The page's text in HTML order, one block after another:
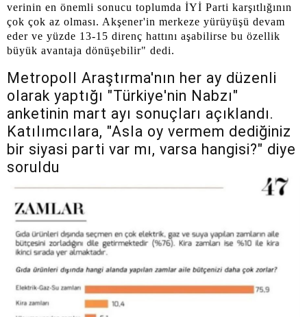
verinin en önemli sonucu toplumda İYİ Parti karşıtlığının
çok çok az olması. Akşener'in merkeze yürüyüşü devam
eder ve yüzde 13-15 direnç hattını aşabilirse bu özellik
büyük avantaja dönüşebilir" dedi.
Metropoll Araştırma'nın her ay düzenli
olarak yaptığı "Türkiye'nin Nabzı"
anketinin mart ayı sonuçları açıklandı.
Katılımcılara, "Asla oy vermem dediğiniz
bir siyasi parti var mı, varsa hangisi?" diye
soruldu